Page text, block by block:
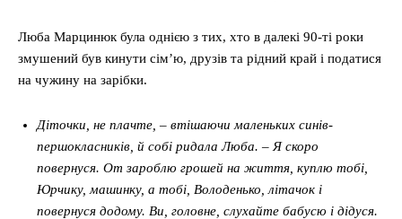
Люба Марцинюк була однією з тих, хто в далекі 90-ті роки
змушений був кинути сім’ю, друзів та рідний край і податися
на чужину на зарібки.
Діточки, не плачте, – втішаючи маленьких синів-
першокласників, й собі ридала Люба. – Я скоро
повернуся. От зароблю грошей на життя, куплю тобі,
Юрчику, машинку, а тобі, Володенько, літачок і
повернуся додому. Ви, головне, слухайте бабусю і дідуся.